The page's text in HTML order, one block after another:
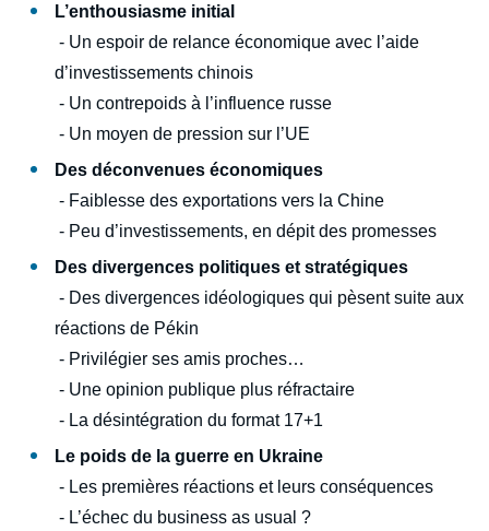
L’enthousiasme initial
- Un espoir de relance économique avec l’aide
d’investissements chinois
- Un contrepoids à l’influence russe
- Un moyen de pression sur l’UE
Des déconvenues économiques
- Faiblesse des exportations vers la Chine
- Peu d’investissements, en dépit des promesses
Des divergences politiques et stratégiques
- Des divergences idéologiques qui pèsent suite aux
réactions de Pékin
- Privilégier ses amis proches…
- Une opinion publique plus réfractaire
- La désintégration du format 17+1
Le poids de la guerre en Ukraine
- Les premières réactions et leurs conséquences
- L’échec du business as usual ?
de
la
publication
La Chine en Europe centrale et orientale : la
fin du mirage ? », Politique étrangère,
Articles, Ifri, 21 décembre 2022.